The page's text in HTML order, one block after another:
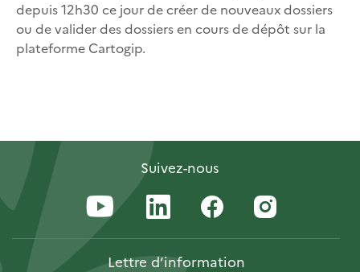
depuis 12h30 ce jour de créer de nouveaux dossiers
ou de valider des dossiers en cours de dépôt sur la
plateforme Cartogip.
Suivez-nous
Lettred’information